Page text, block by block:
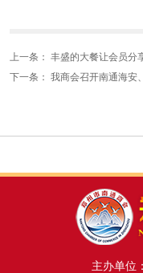
上一条： 丰盛的大餐让会员
下一条： 我商会召开南通海安
主办单位